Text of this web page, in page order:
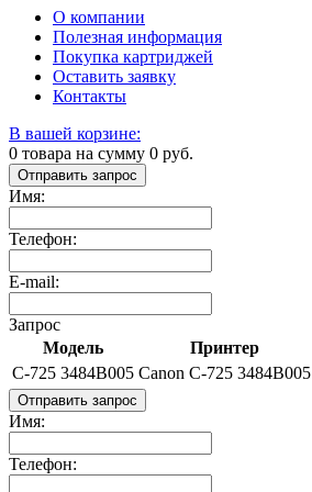
О компании
Полезная информация
Покупка картриджей
Оставить заявку
Контакты
В вашей корзине:
0 товара на сумму 0 руб.
Отправить запрос
Имя:
Телефон:
E-mail:
Запрос
Модель
Принтер
C-725 3484B005 Canon C-725 3484B005
Отправить запрос
Имя:
Телефон: